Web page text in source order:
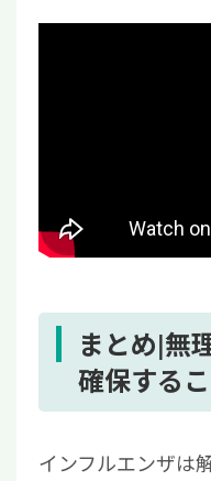
まとめ|無
確保する
インフルエンザは